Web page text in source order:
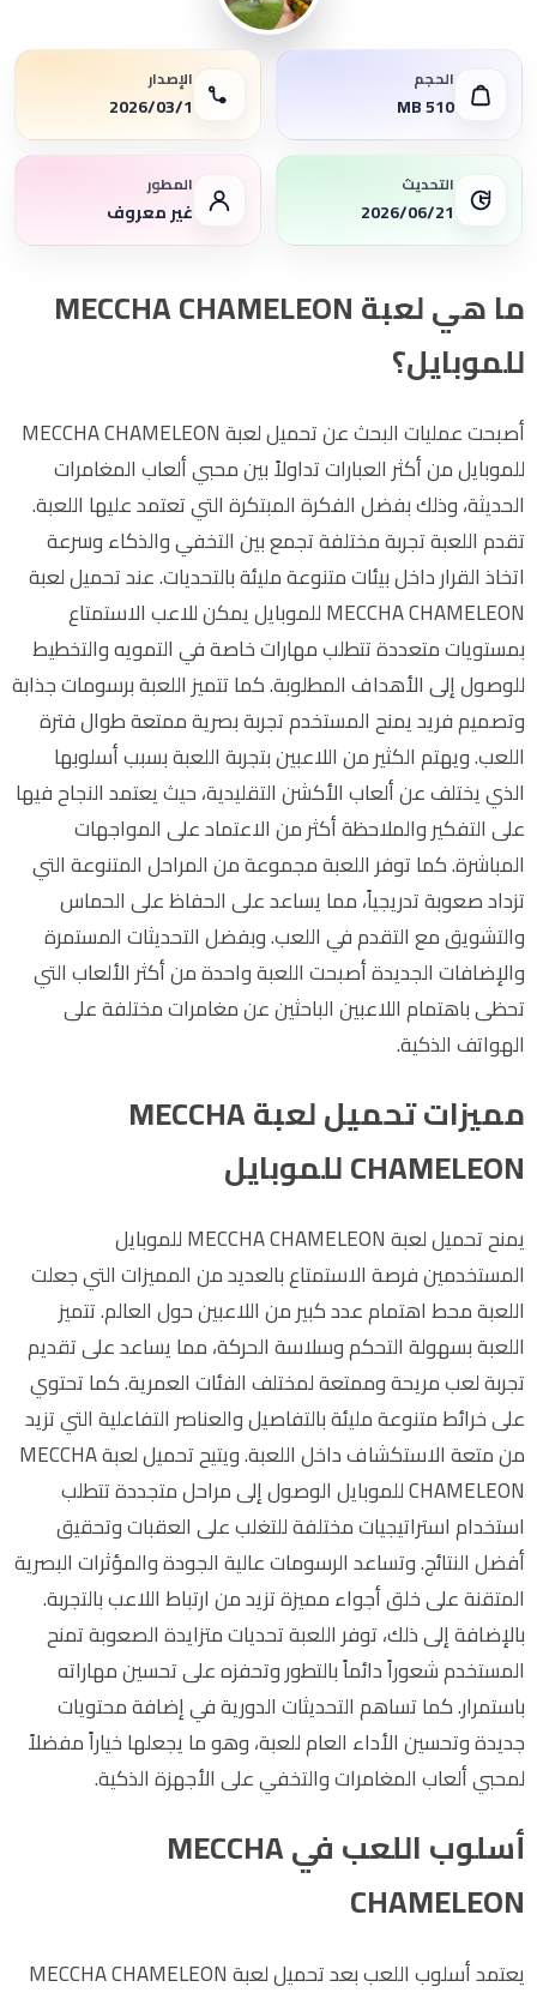
الحجم
MB 510
الإصدار
1‏/03‏/2026
التحديث
2026/06/21
المطور
غير معروف
ما هي لعبة MECCHA CHAMELEON
للموبايل؟
أصبحت عمليات البحث عن تحميل لعبة MECCHA CHAMELEON
للموبايل من أكثر العبارات تداولاً بين محبي ألعاب المغامرات
الحديثة، وذلك بفضل الفكرة المبتكرة التي تعتمد عليها اللعبة.
تقدم اللعبة تجربة مختلفة تجمع بين التخفي والذكاء وسرعة
اتخاذ القرار داخل بيئات متنوعة مليئة بالتحديات. عند تحميل لعبة
MECCHA CHAMELEON للموبايل يمكن للاعب الاستمتاع
بمستويات متعددة تتطلب مهارات خاصة في التمويه والتخطيط
للوصول إلى الأهداف المطلوبة. كما تتميز اللعبة برسومات جذابة
وتصميم فريد يمنح المستخدم تجربة بصرية ممتعة طوال فترة
اللعب. ويهتم الكثير من اللاعبين بتجربة اللعبة بسبب أسلوبها
الذي يختلف عن ألعاب الأكشن التقليدية، حيث يعتمد النجاح فيها
على التفكير والملاحظة أكثر من الاعتماد على المواجهات
المباشرة. كما توفر اللعبة مجموعة من المراحل المتنوعة التي
تزداد صعوبة تدريجياً، مما يساعد على الحفاظ على الحماس
والتشويق مع التقدم في اللعب. وبفضل التحديثات المستمرة
والإضافات الجديدة أصبحت اللعبة واحدة من أكثر الألعاب التي
تحظى باهتمام اللاعبين الباحثين عن مغامرات مختلفة على
الهواتف الذكية.
مميزات تحميل لعبة MECCHA
CHAMELEON للموبايل
يمنح تحميل لعبة MECCHA CHAMELEON للموبايل
المستخدمين فرصة الاستمتاع بالعديد من المميزات التي جعلت
اللعبة محط اهتمام عدد كبير من اللاعبين حول العالم. تتميز
اللعبة بسهولة التحكم وسلاسة الحركة، مما يساعد على تقديم
تجربة لعب مريحة وممتعة لمختلف الفئات العمرية. كما تحتوي
على خرائط متنوعة مليئة بالتفاصيل والعناصر التفاعلية التي تزيد
من متعة الاستكشاف داخل اللعبة. ويتيح تحميل لعبة MECCHA
CHAMELEON للموبايل الوصول إلى مراحل متجددة تتطلب
استخدام استراتيجيات مختلفة للتغلب على العقبات وتحقيق
أفضل النتائج. وتساعد الرسومات عالية الجودة والمؤثرات البصرية
المتقنة على خلق أجواء مميزة تزيد من ارتباط اللاعب بالتجربة.
بالإضافة إلى ذلك، توفر اللعبة تحديات متزايدة الصعوبة تمنح
المستخدم شعوراً دائماً بالتطور وتحفزه على تحسين مهاراته
باستمرار. كما تساهم التحديثات الدورية في إضافة محتويات
جديدة وتحسين الأداء العام للعبة، وهو ما يجعلها خياراً مفضلاً
لمحبي ألعاب المغامرات والتخفي على الأجهزة الذكية.
أسلوب اللعب في MECCHA
CHAMELEON
يعتمد أسلوب اللعب بعد تحميل لعبة MECCHA CHAMELEON